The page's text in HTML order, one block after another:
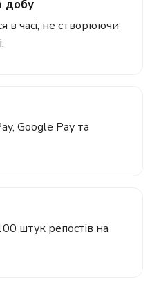
добу
в часі, не створюючи
Google Pay та
штук репостів на